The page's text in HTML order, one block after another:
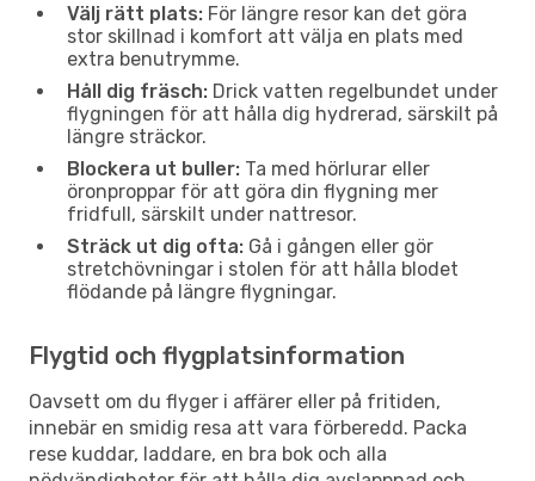
Välj rätt plats: För längre resor kan det göra
stor skillnad i komfort att välja en plats med
extra benutrymme.
Håll dig fräsch: Drick vatten regelbundet under
flygningen för att hålla dig hydrerad, särskilt på
längre sträckor.
Blockera ut buller: Ta med hörlurar eller
öronproppar för att göra din flygning mer
fridfull, särskilt under nattresor.
Sträck ut dig ofta: Gå i gången eller gör
stretchövningar i stolen för att hålla blodet
flödande på längre flygningar.
Flygtid och flygplatsinformation
Oavsett om du flyger i affärer eller på fritiden,
innebär en smidig resa att vara förberedd. Packa
rese kuddar, laddare, en bra bok och alla